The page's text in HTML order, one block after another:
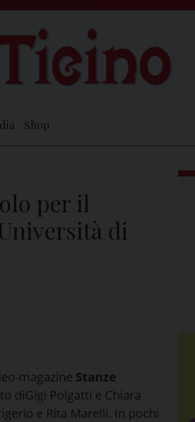
Shop
per il
di
magazine Stanze
diGigi Polgatti e Chiara
e Rita Marelli. In pochi